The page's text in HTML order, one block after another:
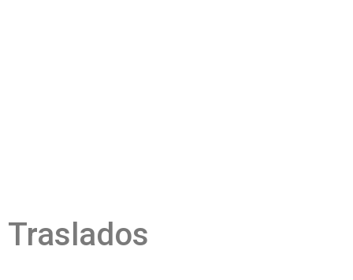
Traslados